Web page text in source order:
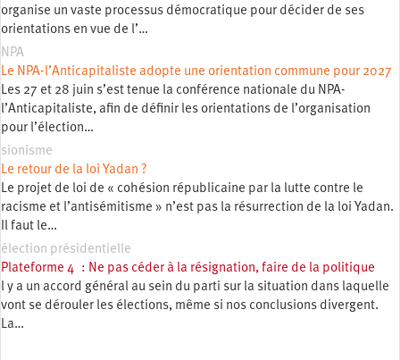
organise un vaste processus démocratique pour décider de ses
orientations en vue de l’…
NPA
Le NPA-l’Anticapitaliste adopte une orientation commune pour 2027
Les 27 et 28 juin s’est tenue la conférence nationale du NPA-
l’Anticapitaliste, afin de définir les orientations de l’organisation
pour l’élection…
sionisme
Le retour de la loi Yadan ?
Le projet de loi de « cohésion républicaine par la lutte contre le
racisme et l’antisémitisme » n’est pas la résurrection de la loi Yadan.
Il faut le…
élection présidentielle
Plateforme 4 : Ne pas céder à la résignation, faire de la politique
l y a un accord général au sein du parti sur la situation dans laquelle
vont se dérouler les élections, même si nos conclusions divergent.
La…